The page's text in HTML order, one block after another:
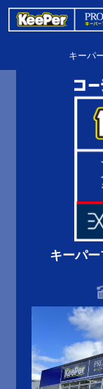
キーパ
キーパ